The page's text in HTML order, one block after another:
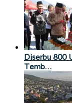
Diserbu 800
Temb…